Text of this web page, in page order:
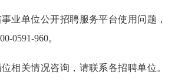
业单位公开招聘服务平台使用问题，
0591-960。
相关情况咨询，请联系各招聘单位。